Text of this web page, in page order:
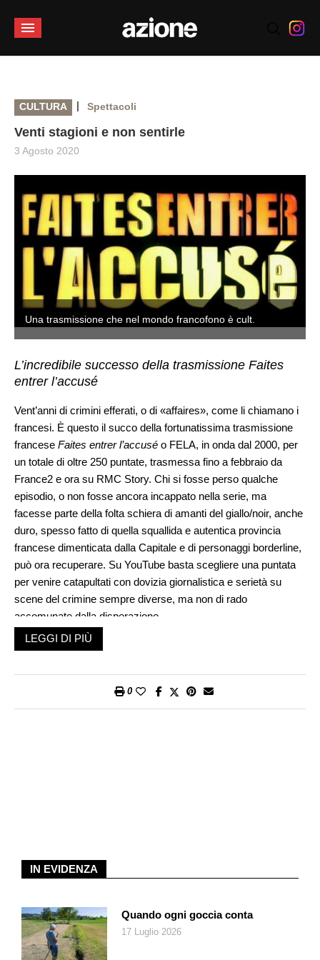
CULTURA | Spettacoli
Venti stagioni e non sentirle
3 Agosto 2020
Una trasmissione che nel mondo francofono è cult.
L’incredibile successo della trasmissione Faites
entrer l’accusé
Vent’anni di crimini efferati, o di «affaires», come li chiamano i
francesi. È questo il succo della fortunatissima trasmissione
francese Faites entrer l’accusé o FELA, in onda dal 2000, per
un totale di oltre 250 puntate, trasmessa fino a febbraio da
France2 e ora su RMC Story. Chi si fosse perso qualche
episodio, o non fosse ancora incappato nella serie, ma
facesse parte della folta schiera di amanti del giallo/noir, anche
duro, spesso fatto di quella squallida e autentica provincia
francese dimenticata dalla Capitale e di personaggi borderline,
può ora recuperare. Su YouTube basta scegliere una puntata
per venire catapultati con dovizia giornalistica e serietà su
scene del crimine sempre diverse, ma non di rado
accomunate dalla disperazione.
Come nel caso, tanto per fare un esempio, dell’«Affaire
lavorare fino allo sfinimento perfino come boscaiola, decide di
elevare ad alta letteratura, Simenon
Attraverso la testimonianza di parenti diretti, ma anche di
avvocati, poliziotti e amici, e con il supporto di materiali
investigativi originali, i casi vengono ricostruiti passo dopo
LEGGI DI PIÙ
0
IN EVIDENZA
Quando ogni goccia conta
17 Luglio 2026